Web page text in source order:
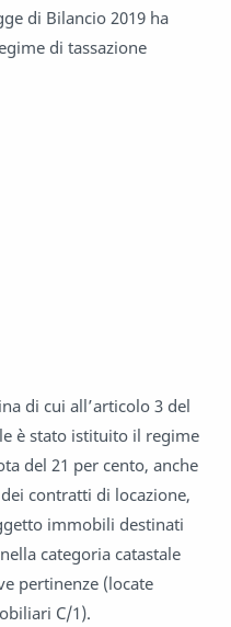
di Bilancio 2019 ha
di tassazione
di cui all’articolo 3 del
è stato istituito il regime
del 21 per cento, anche
contratti di locazione,
immobili destinati
categoria catastale
pertinenze (locate
C/1).